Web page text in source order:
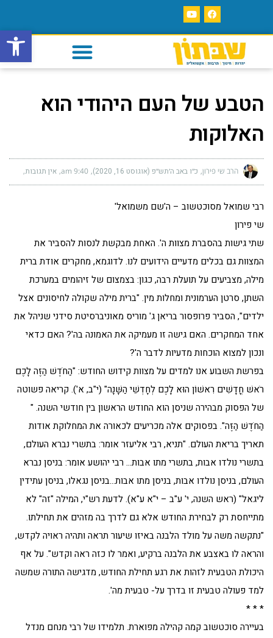
פתח
הטבע של העם היהודי הוא
האלוקות
הרב שי פירון כ״ו באב ה׳תש״פ (אוגוסט 16, 2020) 9:40 am אין תגובות
רבי שמואל מסוכטשוב – ה'שם משמואל'
שי פירון
שתי גישות בהסברת מצוות ה'. האחת מבקשת לנסות להסביר את
המצוות גם בכלים מדעיים הידועים לנו. לדוגמא, מחקרים אודת ברית
מילה, מצביעים על תועלת רבה, כגון: בצמצום של זיהומים במערכת
השתן, סרטן הערמונית ומחלות מין. "ברית מילה שקולה לחיסונים אצל
ילדים", הסביר פרופסור בריאן ג' מוריס מאוניברסיטת סידני שניהל את
אחד המחקרים. האם גישה זו מעמיקה את האמונה בה'? האם כדאי
ונכון למצוא הוכחות מדעיות לדבר ה'?
בפרשת השבוע אנו למדים על מצוות קידוש החודש: "הַחֹדֶשׁ הַזֶּה לָכֶם
רֹאשׁ חֳדָשִׁים רִאשׁוֹן הוּא לָכֶם לְחָדְשֵׁי הַשָּׁנָה" (י"ב, א'). קריאה פשוטה
של הפסוק מבהירה שניסן הוא החודש הראשון בין חודשי השנה. "
הַחֹדֶשׁ הַזֶּה". בפסוקים אלה מכריעים לכאורה את המחלוקת אודות
תאריך בריאת העולם. "תניא, רבי אליעזר אומר: בתשרי נברא העולם,
בתשרי נולדו אבות, בתשרי מתו אבות… רבי יהושע אומר: בניסן נברא
העולם, בניסן נולדו אבות, בניסן מתו אבות…בניסן נגאלו, בניסן עתידין
ליגאל" (ראש השנה, י' ע"ב – י"א ע"א). לדעת רש"י, המילה "זה" לא
מתייחסת רק לבחירת החודש אלא גם לדרך בה מזהים את תחילתו.
"נתקשה משה על מולד הלבנה באיזו שיעור תראה ותהיה ראויה לקדש,
והראה לו באצבע את הלבנה ברקיע, ואמר לו כזה ראה וקדש". על אף
היכולת הטבעית לזהות את רגע תחילת החודש, מדגישה התורה שמשה
למד פעולה טבעית זו בדרך על- טבעית מה'.
* * *
בעיירה סוכטשוב קמה קהילה מפוארת. תלמידו של רבי מנחם מנדל